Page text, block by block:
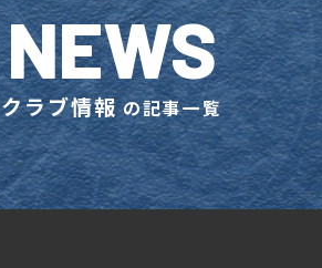
NEWS
クラブ情報の記事一覧